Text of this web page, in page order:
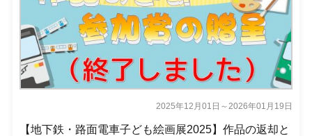
2025年12月01日～2026年01月19日
【地下鉄・路面電車子ども絵画展2025】作品の返却と